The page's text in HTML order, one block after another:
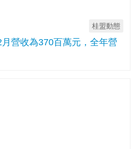
桂盟動態
營收為370百萬元，全年營